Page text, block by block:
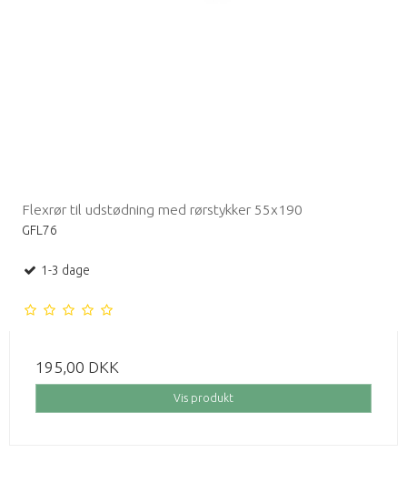
Flexrør til udstødning med rørstykker 55x190
GFL76
1-3 dage
195,00 DKK
Vis produkt